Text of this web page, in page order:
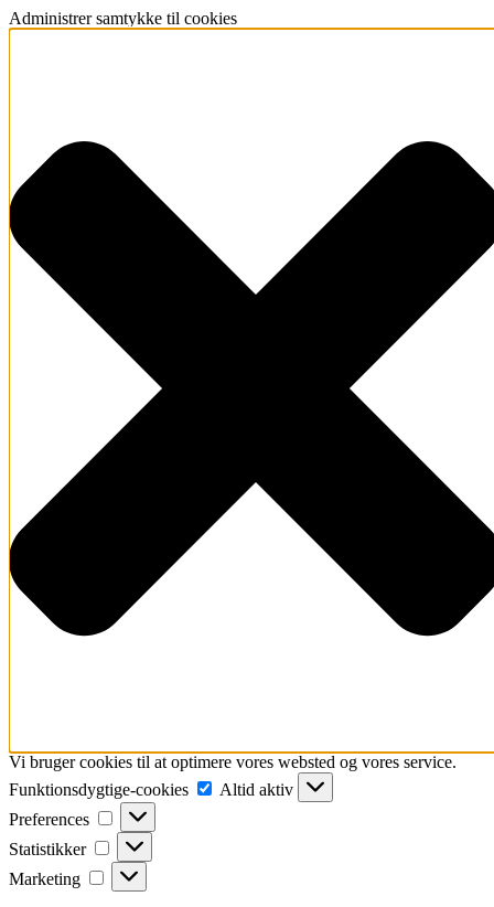
Administrer samtykke til cookies
Vi bruger cookies til at optimere vores websted og vores service.
Funktionsdygtige-cookies
Funktionsdygtige-
cookies
Altid aktiv
Preferences
Preferences
Statistikker Statistikker
Marketing Marketing